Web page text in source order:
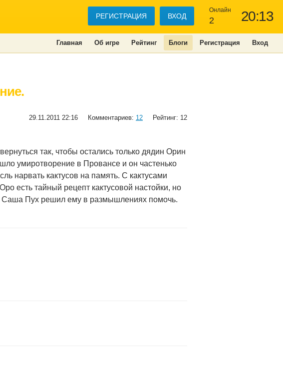
20:13
Онлайн
2
РЕГИСТРАЦИЯ ВХОД
Главная Об игре Рейтинг Блоги Регистрация Вход
29.11.2011 22:16 Комментариев: 12 Рейтинг: 12
так, чтобы остались только дядин Орин
умиротворение в Провансе и он частенько
нарвать кактусов на память. С кактусами
есть тайный рецепт кактусовой настойки, но
Саша Пух решил ему в размышлениях помочь.